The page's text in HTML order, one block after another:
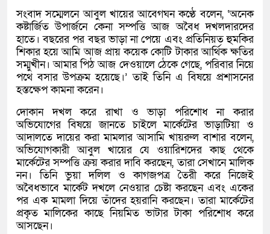
সংবাদ সম্মেলনে আবুল খায়ের আবেগঘন কণ্ঠে বলেন, ‘অনেক
কষ্টার্জিত উপার্জনে কেনা সম্পত্তি আজ অবৈধ দখলদারদের
হাতে। বছরের পর বছর ভাড়া না পেয়ে এবং প্রতিনিয়ত হুমকির
শিকার হয়ে আমি আজ প্রায় কয়েক কোটি টাকার আর্থিক ক্ষতির
সম্মুখীন। আমার পিঠ আজ দেওয়ালে ঠেকে গেছে, পরিবার নিয়ে
পথে বসার উপক্রম হয়েছে।’ তাই তিনি এ বিষয়ে প্রশাসনের
হস্তক্ষেপ কামনা করেন।
দোকান দখল করে রাখা ও ভাড়া পরিশোধ না করার
অভিযোগের বিষয়ে জানতে চাইলে মার্কেটের ভাড়াটিয়া ও
আদালতে দায়ের করা মামলার আসামি খায়রুল বাশার বলেন,
অভিযোগকারী আবুল খায়ের যে ওয়ারিশদের কাছ থেকে
মার্কেটের সম্পত্তি ক্রয় করার দাবি করছেন, তারা সেখানে মালিক
নন। তিনি ভুয়া দলিল ও কাগজপত্র তৈরী করে নিজেই
অবৈধভাবে মার্কেট দখলে নেওয়ার চেষ্টা করছেন এবং একের
পর এক মামলা দিয়ে তাঁদের হয়রানি করছেন। তারা মার্কেটের
প্রকৃত মালিকের কাছে নিয়মিত ভাটার টাকা পরিশোধ করে
আসছেন।